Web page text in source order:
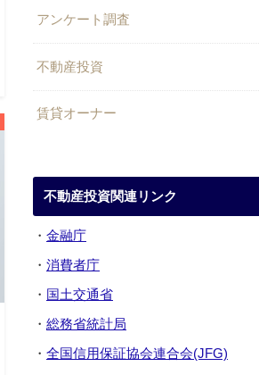
アンケート調査
不動産投資
賃貸オーナー
不動産投資関連リンク
・ 金融庁
・ 消費者庁
・ 国土交通省
・ 総務省統計局
・ 全国信用保証協会連合会(JFG)